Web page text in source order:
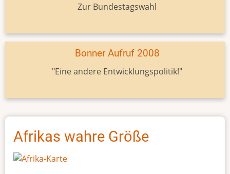
Zur Bundestagswahl
Bonner Aufruf 2008
"Eine andere Entwicklungspolitik!"
Afrikas wahre Größe